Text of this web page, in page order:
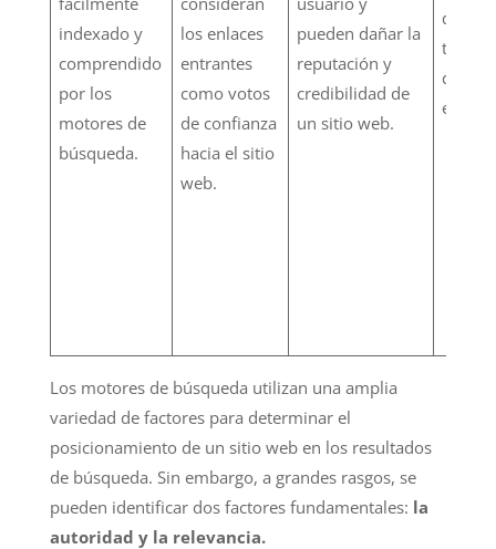
indexado y
comprendido
por los
motores de
búsqueda.
los enlaces
entrantes
como votos
de confianza
hacia el sitio
web.
pueden dañar la
reputación y
credibilidad de
un sitio web.
que
tráfico
de
en la
Los motores de búsqueda utilizan una amplia
variedad de factores para determinar el
posicionamiento de un sitio web en los resultados
de búsqueda. Sin embargo, a grandes rasgos, se
pueden identificar dos factores fundamentales: la
autoridad y la relevancia.